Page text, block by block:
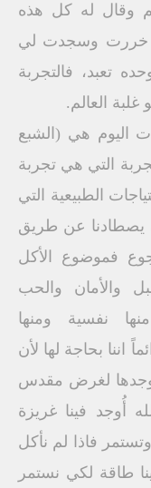
وقال له كل هذه
خررت وسجدت لي
تعبد، فالتجربة
غلبة العالم.
اليوم هي (الشبع
التي هي تجربة
الطبيعية التي
يصطادنا عن طريق
فموضوع الأكل
والأمان والحب
نفسية ومنها
اننا بحاجة لها لأن
اوجدها لغرض مقدس
أُوجد فينا غريزة
فاذا لم نأكل
طاقة لكي نستمر